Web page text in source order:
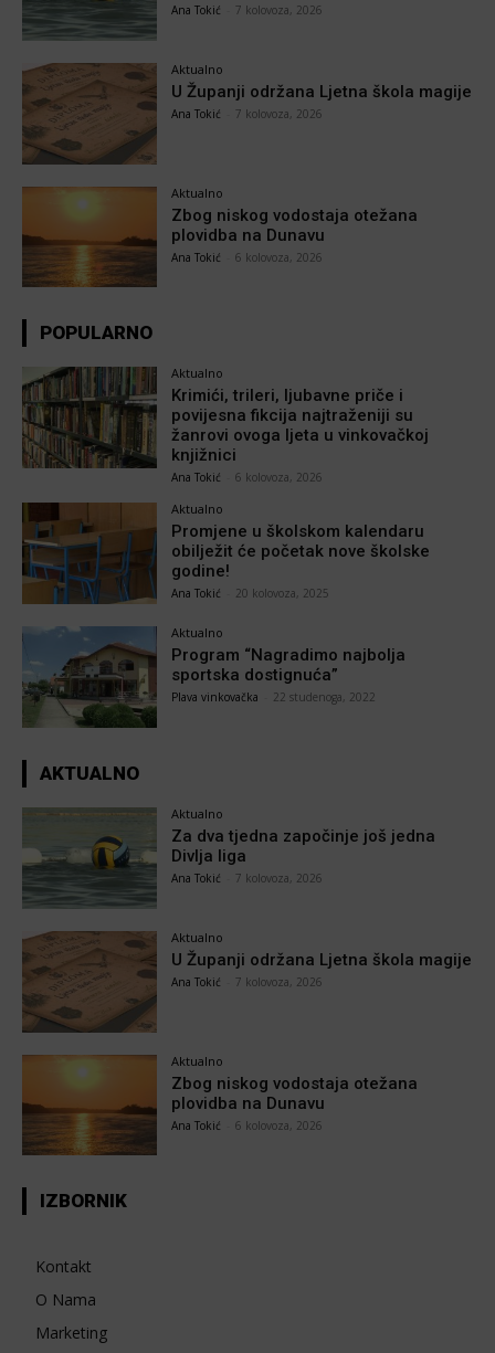
Ana Tokić 7 kolovoza, 2026
Aktualno
U Županji održana Ljetna škola magije
Ana Tokić 7 kolovoza, 2026
Aktualno
Zbog niskog vodostaja otežana
plovidba na Dunavu
Ana Tokić 6 kolovoza, 2026
POPULARNO
Aktualno
Krimići, trileri, ljubavne priče i
povijesna fikcija najtraženiji su
žanrovi ovoga ljeta u vinkovačkoj
knjižnici
Ana Tokić 6 kolovoza, 2026
Aktualno
Promjene u školskom kalendaru
obilježit će početak nove školske
godine!
Ana Tokić 20 kolovoza, 2025
Aktualno
Program “Nagradimo najbolja
sportska dostignuća”
Plava vinkovačka 22 studenoga, 2022
AKTUALNO
Aktualno
Za dva tjedna započinje još jedna
Divlja liga
Ana Tokić 7 kolovoza, 2026
Aktualno
U Županji održana Ljetna škola magije
Ana Tokić 7 kolovoza, 2026
Aktualno
Zbog niskog vodostaja otežana
plovidba na Dunavu
Ana Tokić 6 kolovoza, 2026
IZBORNIK
Kontakt
O Nama
Marketing